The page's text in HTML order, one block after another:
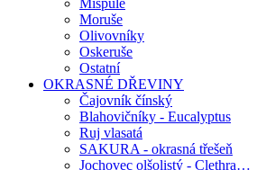
Mišpule
Moruše
Olivovníky
Oskeruše
Ostatní
OKRASNÉ DŘEVINY
Čajovník čínský
Blahovičníky - Eucalyptus
Ruj vlasatá
SAKURA - okrasná třešeň
Jochovec olšolistý - Clethra…